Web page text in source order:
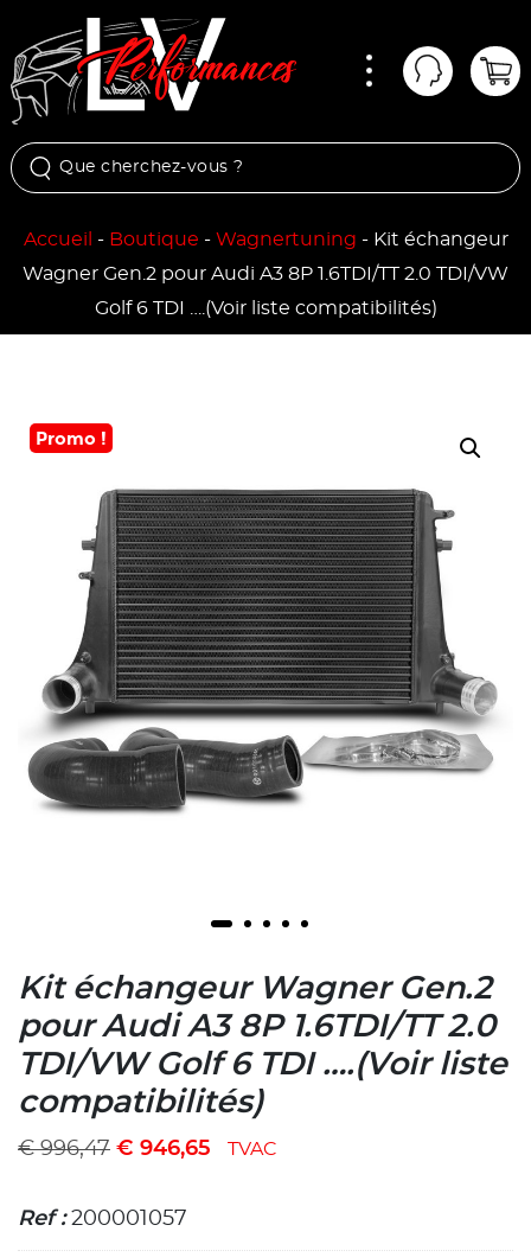
Mon
Accueil - Boutique - Wagnertuning - Kit échangeur
Wagner Gen.2 pour Audi A3 8P 1.6TDI/TT 2.0 TDI/VW
Golf 6 TDI ….(Voir liste compatibilités)
Promo !
Kit échangeur Wagner Gen.2
pour Audi A3 8P 1.6TDI/TT 2.0
TDI/VW Golf 6 TDI ….(Voir liste
compatibilités)
€996,47 € 946,65 TVAC
Ref :200001057